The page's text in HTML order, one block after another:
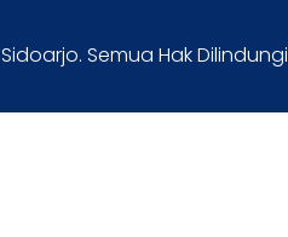
Semua Hak Dilindungi